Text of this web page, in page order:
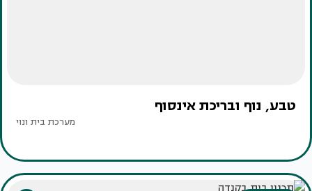
טבע, נוף ובריכת אינסוף
מערכת בית ונוי